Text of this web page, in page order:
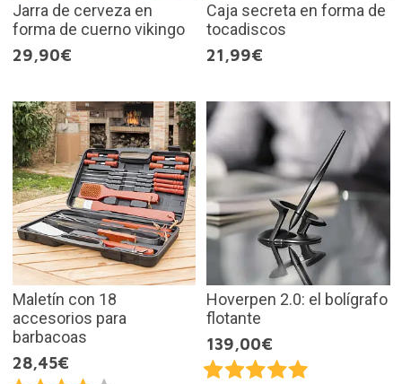
Jarra de cerveza en
forma de cuerno vikingo
29,90€
Caja secreta en forma de
tocadiscos
21,99€
Maletín con 18
accesorios para
barbacoas
28,45€
Hoverpen 2.0: el bolígrafo
flotante
139,00€